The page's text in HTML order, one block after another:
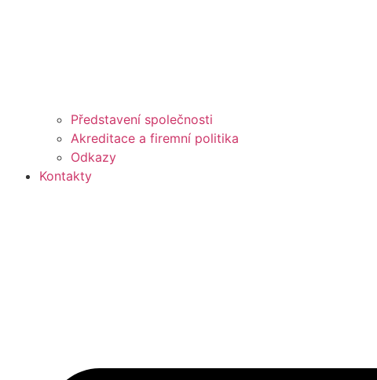
Představení společnosti
Akreditace a firemní politika
Odkazy
Kontakty